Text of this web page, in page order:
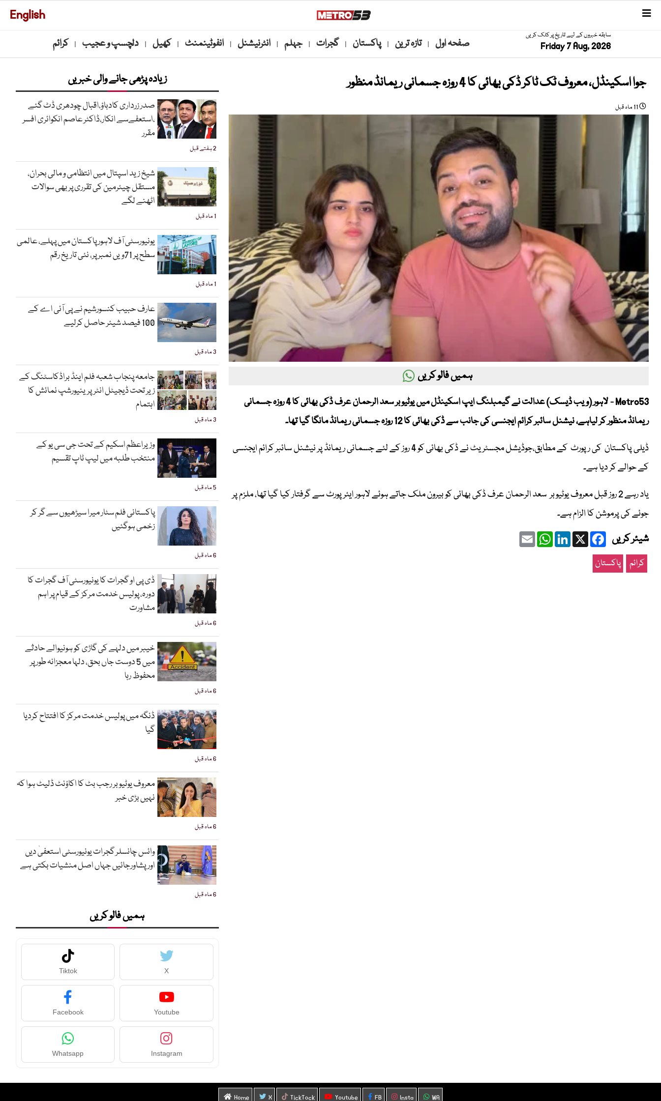
English
سابقہ خبروں کے لیے تاریخ پر کلک کریں
Friday 7 Aug, 2026 صفحہ اول | تازہ ترین | پاکستان | گجرات | جہلم | انٹرنیشنل | انفوٹینمنٹ | کھیل | دلچسپ و عجیب | کرائم
جوا اسکینڈل، معروف ٹک ٹاکر ڈکی بھائی کا 4 روزہ جسمانی ریمانڈ منظور
11 ماہ قبل
ہمیں فالو کریں
Metro53 - لاہور (ویب ڈیسک) عدالت نے گیمبلنگ ایپ اسکینڈل میں یوٹیوبر سعد الرحمان عرف ڈکی بھائی کا 4 روزہ جسمانی
ریمانڈ منظور کر لیاہے، نیشنل سائبر کرائم ایجنسی کی جانب سے ڈکی بھائی کا 12 روزہ جسمانی ریمانڈ مانگا گیا تھا۔
ڈیلی پاکستان کی رپورٹ کے مطابق،جوڈیشل مجسٹریٹ نے ڈکی بھائی کو 4 روز کے لئے جسمانی ریمانڈ پر نیشنل سائبر کرائم ایجنسی
کے حوالے کر دیا ہے۔
یاد رہے 2 روز قبل معروف یوٹیوبر سعد الرحمان عرف ڈکی بھائی کو بیرون ملک جاتے ہوئے لاہور ایئرپورٹ سے گرفتار کیا گیا تھا، ملزم پر
جوئے کی پرموشن کا الزام ہے۔
شیئر کریں Facebook
X
LinkedIn
WhatsApp
Email
کرائم پاکستان
زیادہ پڑھی جانے والی خبریں
2 ہفتے قبل
صدر زرداری کادباؤ،اقبال چودھری ڈٹ گئے
،استعفےسے انکار،ڈاکٹر عاصم انکوائری افسر
مقرر
1 ماہ قبل
شیخ زید اسپتال میں انتظامی و مالی بحران،
مستقل چیئرمین کی تقرری پر بھی سوالات
اٹھنے لگے
1 ماہ قبل
یونیورسٹی آف لاہور پاکستان میں پہلے، عالمی
سطح پر 71ویں نمبر پر، نئی تاریخ رقم
3 ماہ قبل
عارف حبیب کنسورشیم نے پی آئی اے کے
100 فیصد شیئر حاصل کرلیے
3 ماہ قبل
جامعہ پنجاب شعبہ فلم اینڈ براڈکاسٹنگ کے
زیر تحت ڈیجیٹل انٹرپرینیورشپ نمائش کا
اہتمام
5 ماہ قبل
وزیراعظم اسکیم کے تحت جی سی یو کے
منتخب طلبہ میں لیپ ٹاپ تقسیم
6 ماہ قبل
پاکستانی فلم سٹار میرا سیڑھیوں سے گر کر
زخمی ہوگئیں
6 ماہ قبل
ڈی پی او گجرات کا یونیورسٹی آف گجرات کا
دورہ، پولیس خدمت مرکز کے قیام پر اہم
مشاورت
6 ماہ قبل
خیبر میں دلہے کی گاڑی کو ہونیوالے حادثے
میں 5 دوست جاں بحق، دلہا معجزانہ طور پر
محفوظ رہا
6 ماہ قبل
ڈنگہ میں پولیس خدمت مرکز کا افتتاح کردیا
گیا
6 ماہ قبل
معروف یوٹیوبر رجب بٹ کا اکاؤنٹ ڈلیٹ ہوا کہ
نہیں بڑی خبر
6 ماہ قبل
وائس چانسلر گجرات یونیورسٹی استعفیٰ دیں
اورپشاورجائیں جہاں اصل منشیات بکتی ہے
ہمیں فالو کریں
X
Tiktok
Youtube
Facebook
Instagram
Whatsapp
Home X TickTock Youtube FB Insta WA